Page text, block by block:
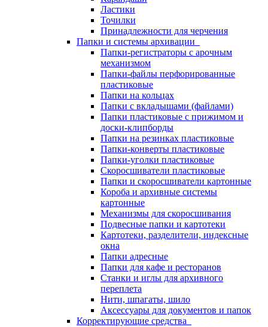
Ластики
Точилки
Принадлежности для черчения
Папки и системы архивации
Папки-регистраторы с арочным
механизмом
Папки-файлы перфорированные
пластиковые
Папки на кольцах
Папки с вкладышами (файлами)
Папки пластиковые с прижимом и
доски-клипборды
Папки на резинках пластиковые
Папки-конверты пластиковые
Папки-уголки пластиковые
Скоросшиватели пластиковые
Папки и скоросшиватели картонные
Короба и архивные системы
картонные
Механизмы для скоросшивания
Подвесные папки и картотеки
Картотеки, разделители, индексные
окна
Папки адресные
Папки для кафе и ресторанов
Станки и иглы для архивного
переплета
Нити, шпагаты, шило
Аксессуары для документов и папок
Корректирующие средства